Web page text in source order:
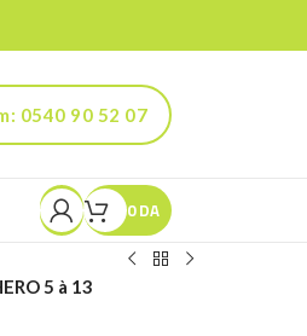
0540 90 52 07
90 52 03
0DA
5 à 13